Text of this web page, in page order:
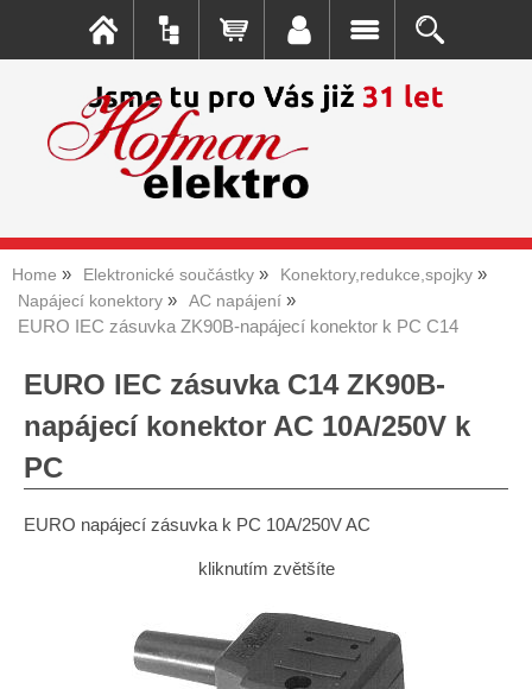
Home Elektronické součástky
Konektory,redukce,spojky
Napájecí konektory
AC napájení
EURO IEC zásuvka ZK90B-napájecí konektor k PC C14
EURO IEC zásuvka C14 ZK90B-
napájecí konektor AC 10A/250V k
PC
EURO napájecí zásuvka k PC 10A/250V AC
kliknutím zvětšíte